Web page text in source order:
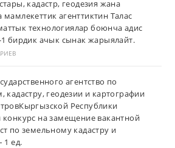
кадастр, геодезия жана
агенттиктин Талас
технологиялар боюнча адис
бирдик ачык сынак жарыялайт.
агентство по
геодезии и картографии
Республики
на замещение вакантной
по земельному кадастру и
1 ед.